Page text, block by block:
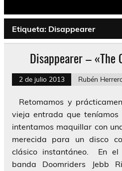
Etiqueta: Disappearer
Disappearer –
2 de julio 2013 Rubén
Retomamos y
vieja entrada que
intentamos maquillar con
merecida para un disco
clásico instantáneo. En
banda Doomriders Jebb